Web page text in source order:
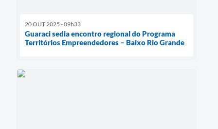
20 OUT 2025 - 09h33
Guaraci sedia encontro regional do Programa
Territórios Empreendedores – Baixo Rio Grande